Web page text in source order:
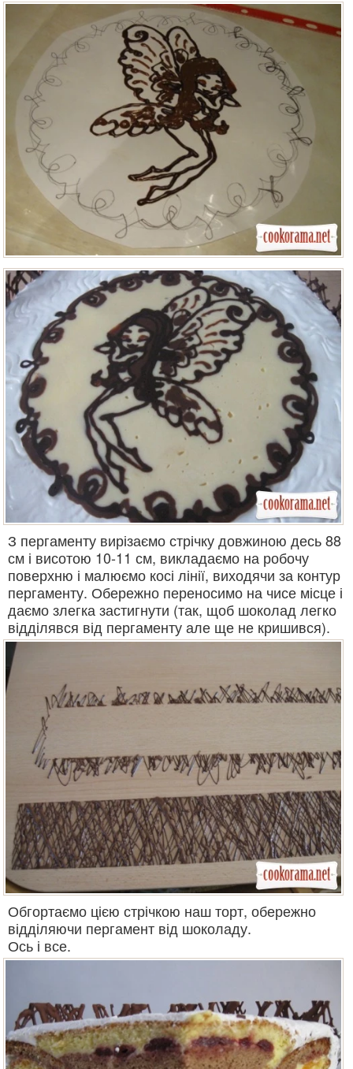
З пергаменту вирізаємо стрічку довжиною десь 88
см і висотою 10-11 см, викладаємо на робочу
поверхню і малюємо косі лінії, виходячи за контур
пергаменту. Обережно переносимо на чисе місце і
даємо злегка застигнути (так, щоб шоколад легко
відділявся від пергаменту але ще не кришився).
Обгортаємо цією стрічкою наш торт, обережно
відділяючи пергамент від шоколаду.
Ось і все.